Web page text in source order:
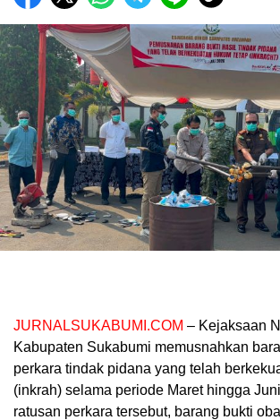
JURNALSUKABUMI.COM – Kejaksaan
Kabupaten Sukabumi memusnahkan
perkara tindak pidana yang telah
(inkrah) selama periode Maret hingga
ratusan perkara tersebut, barang bukti